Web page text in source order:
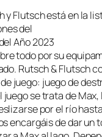
y Flutsch está en la
del
Año 2023
todo por su
Rutsch & Flutsch
juego: juego de
juego se trata de
por el río
encargáis de dar un